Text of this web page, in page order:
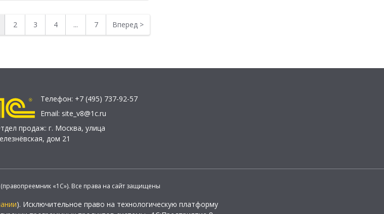
2 3 4 ... 7 Вперед >
Телефон: +7 (495) 737-92-57
Email: site_v8@1c.ru
продаж: г. Москва, улица
дом 21
«1С»). Все права на сайт защищены
). Исключительное право на технологическую платформу